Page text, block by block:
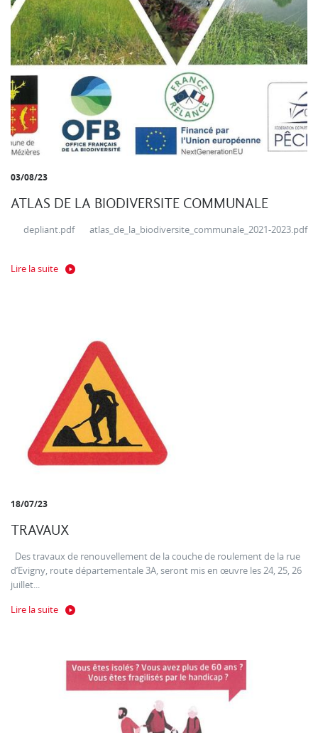
03/08/23
ATLAS DE LA BIODIVERSITE COMMUNALE
depliant.pdf atlas_de_la_biodiversite_communale_2021-2023.pdf
Lire la suite
18/07/23
TRAVAUX
Des travaux de renouvellement de la couche de roulement de la rue
d’Evigny, route départementale 3A, seront mis en œuvre les 24, 25, 26
juillet...
Lire la suite